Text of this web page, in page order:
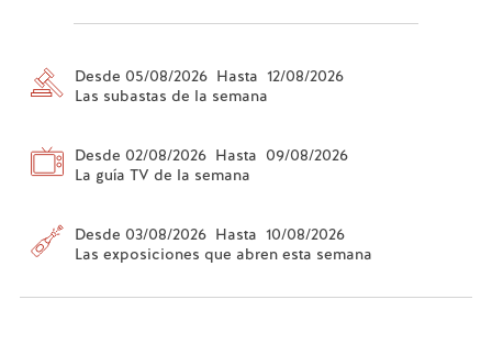
Desde 05/08/2026 Hasta 12/08/2026
Las subastas de la semana
Desde 02/08/2026 Hasta 09/08/2026
La guía TV de la semana
Desde 03/08/2026 Hasta 10/08/2026
Las exposiciones que abren esta semana